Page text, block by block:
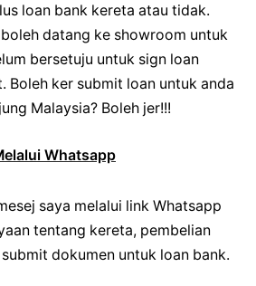
loan bank kereta atau tidak.
datang ke showroom untuk
bersetuju untuk sign loan
Boleh ker submit loan untuk anda
Malaysia? Boleh jer!!!
Whatsapp
saya melalui link Whatsapp
tentang kereta, pembelian
dokumen untuk loan bank.